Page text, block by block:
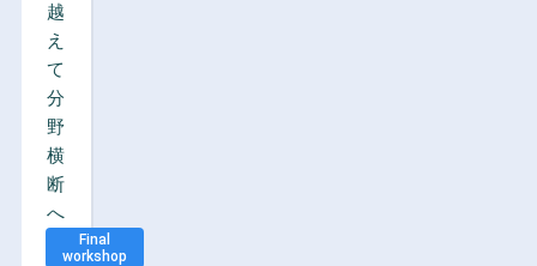
越
え
て
分
野
横
断
へ
Final
workshop